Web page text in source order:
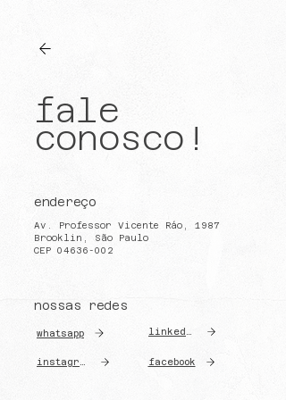
fale
conosco!
endereço
Av. Professor Vicente Ráo, 1987
Brooklin, São Paulo
CEP 04636-002
nossas redes
whatsapp
facebook